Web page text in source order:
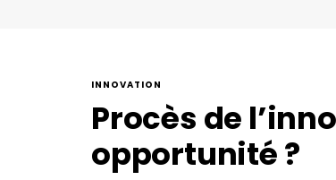
INNOVATION
Procès de
opportunité ?